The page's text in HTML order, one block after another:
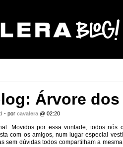
Árvore
- por cavalera @ 02:20
Movidos por essa vontade, todos nós
com os amigos, num lugar especial
sem dúvidas todos compartilham a